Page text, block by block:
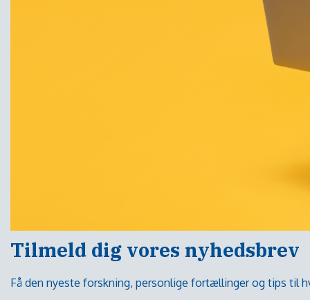
Tilmeld dig vores nyhedsbrev
Få den nyeste forskning, personlige fortællinger og tips til